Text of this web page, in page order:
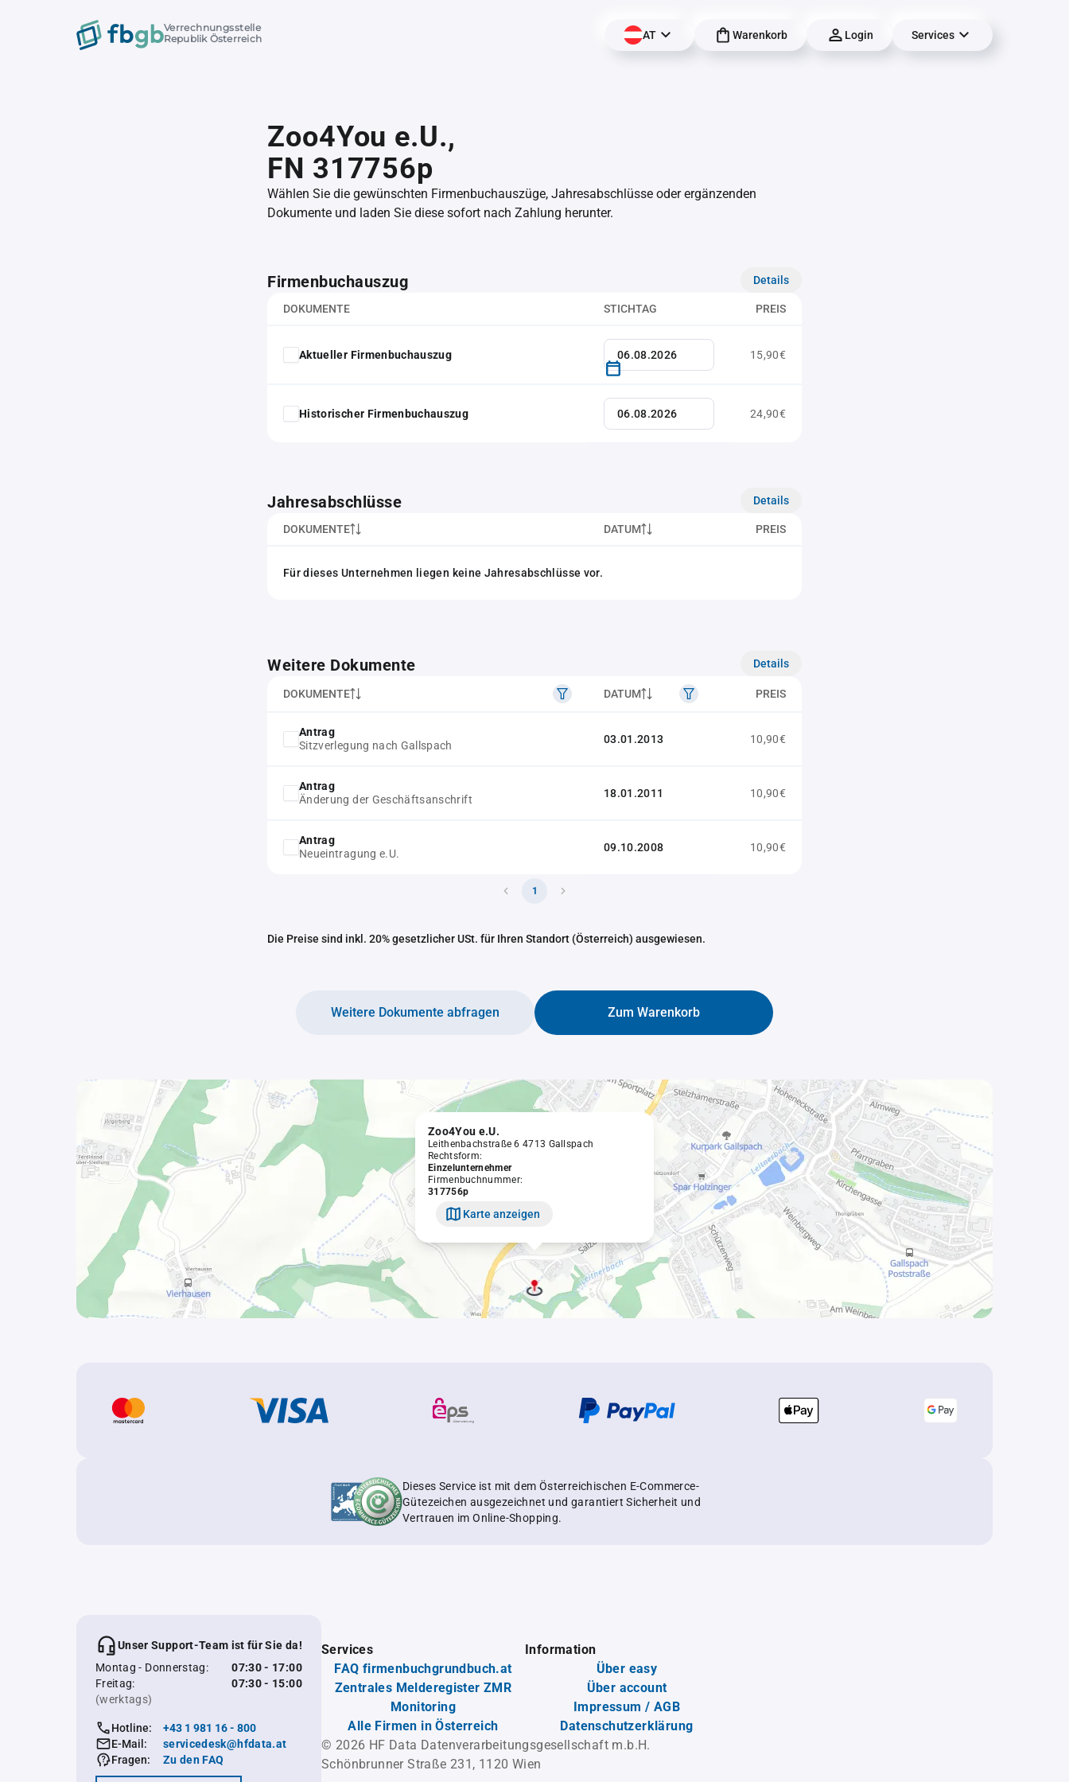
Verrechnungsstelle
Republik Österreich
AT Warenkorb Login Services
Zoo4You e.U.,
FN 317756p
Wählen Sie die gewünschten Firmenbuchauszüge, Jahresabschlüsse oder ergänzenden
Dokumente und laden Sie diese sofort nach Zahlung herunter.
Firmenbuchauszug Details
DOKUMENTE STICHTAG PREIS
Aktueller Firmenbuchauszug 15,90€
Historischer Firmenbuchauszug 24,90€
Jahresabschlüsse Details
DOKUMENTE DATUM PREIS
Für dieses Unternehmen liegen keine Jahresabschlüsse vor.
Weitere Dokumente Details
DOKUMENTE DATUM PREIS
Antrag
Sitzverlegung nach Gallspach
03.01.2013 10,90€
Antrag
Änderung der Geschäftsanschrift
18.01.2011 10,90€
Antrag
Neueintragung e.U.
09.10.2008 10,90€
1
Die Preise sind inkl. 20% gesetzlicher USt. für Ihren Standort (Österreich) ausgewiesen.
Zum Warenkorb
Weitere Dokumente abfragen
Zoo4You e.U.
Leithenbachstraße 6 4713 Gallspach
Rechtsform:
Einzelunternehmer
Firmenbuchnummer:
317756p
Karte anzeigen
Dieses Service ist mit dem Österreichischen E-Commerce-
Gütezeichen ausgezeichnet und garantiert Sicherheit und
Vertrauen im Online-Shopping.
Unser Support-Team ist für Sie da!
Montag - Donnerstag:
07:30 - 17:00
Freitag:
07:30 - 15:00
(werktags)
Hotline:
+43 1 981 16 - 800
E-Mail:
servicedesk@hfdata.at
Fragen:
Zu den FAQ
Services
FAQ firmenbuchgrundbuch.at
Zentrales Melderegister ZMR
Monitoring
Alle Firmen in Österreich
Information
Über easy
Über account
Impressum / AGB
Datenschutzerklärung
© 2026 HF Data Datenverarbeitungsgesellschaft m.b.H.
Schönbrunner Straße 231, 1120 Wien